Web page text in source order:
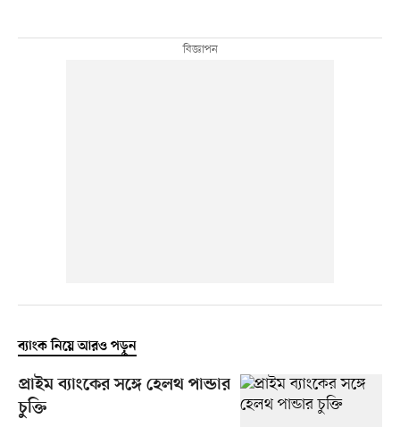
ব্যাংক নিয়ে আরও পড়ুন
প্রাইম ব্যাংকের সঙ্গে হেলথ পান্ডার
চুক্তি